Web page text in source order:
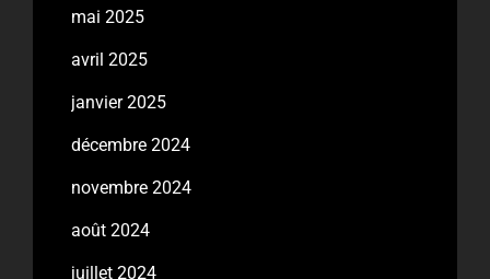
mai 2025
avril 2025
janvier 2025
décembre 2024
novembre 2024
août 2024
juillet 2024